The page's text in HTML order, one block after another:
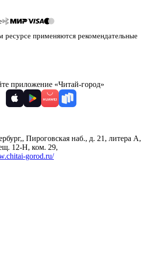
применяются рекомендательные
приложение «Читай-город»
, Пироговская наб., д. 21, литера А,
12-Н, ком. 29,
gorod.ru/